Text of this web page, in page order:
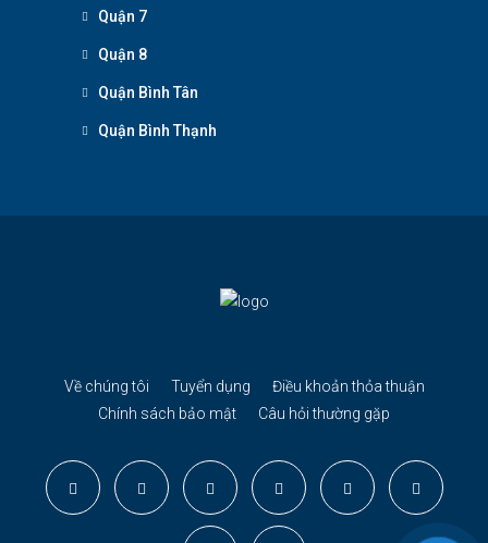
Quận 7
Quận 8
Quận Bình Tân
Quận Bình Thạnh
Về chúng tôi Tuyển dụng
Điều khoản thỏa thuận
Chính sách bảo mật
Câu hỏi thường gặp